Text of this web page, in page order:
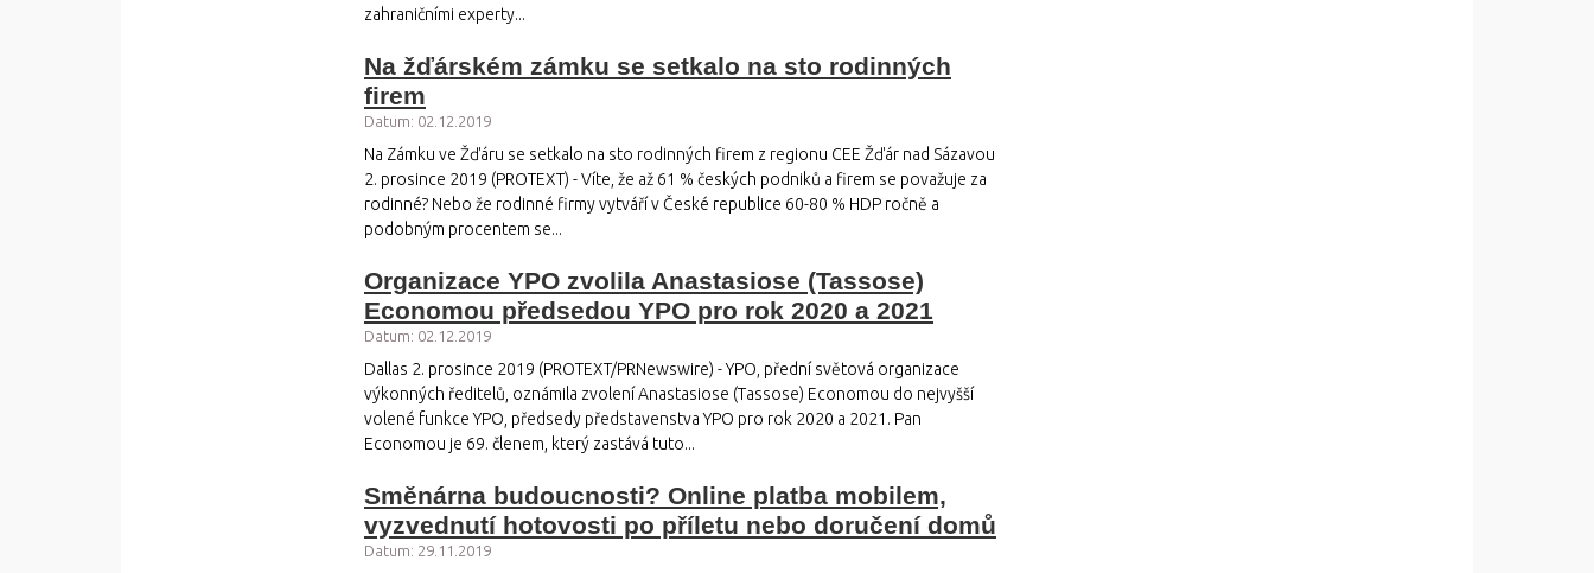
zahraničními experty...
Na žďárském zámku se setkalo na sto rodinných
firem
Datum: 02.12.2019
Na Zámku ve Žďáru se setkalo na sto rodinných firem z regionu CEE Žďár nad Sázavou
2. prosince 2019 (PROTEXT) - Víte, že až 61 % českých podniků a firem se považuje za
rodinné? Nebo že rodinné firmy vytváří v České republice 60-80 % HDP ročně a
podobným procentem se...
Organizace YPO zvolila Anastasiose (Tassose)
Economou předsedou YPO pro rok 2020 a 2021
Datum: 02.12.2019
Dallas 2. prosince 2019 (PROTEXT/PRNewswire) - YPO, přední světová organizace
výkonných ředitelů, oznámila zvolení Anastasiose (Tassose) Economou do nejvyšší
volené funkce YPO, předsedy představenstva YPO pro rok 2020 a 2021. Pan
Economou je 69. členem, který zastává tuto...
Směnárna budoucnosti? Online platba mobilem,
vyzvednutí hotovosti po příletu nebo doručení domů
Datum: 29.11.2019